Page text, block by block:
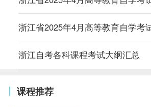
浙江自考各科课程考试大纲汇总
课程推荐